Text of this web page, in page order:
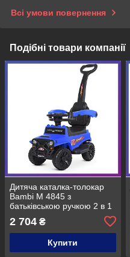
Всі умови повернення
Подібні товари компанії
Дитяча каталка-толокар
Bambi M 4845 з
батьківською ручкою 2 в 1
2 704 ₴
Купити